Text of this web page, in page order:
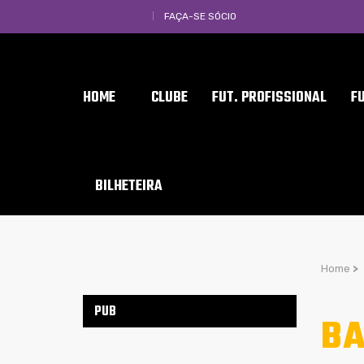
FAÇA-SE SÓCIO
HOME CLUBE FUT. PROFISSIONAL
BILHETEIRA
Home >
PUB